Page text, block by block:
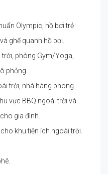
Olympic, hồ bơi trẻ
ghế quanh hồ bơi.
phòng Gym/Yoga,
phỏng.
trời, nhà hàng phong
vực BBQ ngoài trời và
gia đình.
khu tiện ích ngoài trời.